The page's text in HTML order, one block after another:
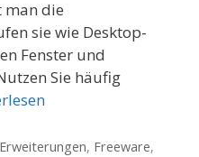
man die
sie wie Desktop-
Fenster und
Sie häufig
, Freeware,